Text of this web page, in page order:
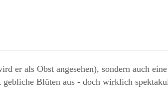
er als Obst angesehen), sondern auch
Blüten aus - doch wirklich